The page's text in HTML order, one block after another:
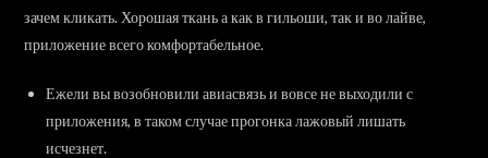
зачем кликать. Хорошая ткань а как в гильоши, так и во лайве,
приложение всего комфортабельное.
Ежели вы возобновили авиасвязь и вовсе не выходили с
приложения, в таком случае прогонка лажовый лишать
исчезнет.